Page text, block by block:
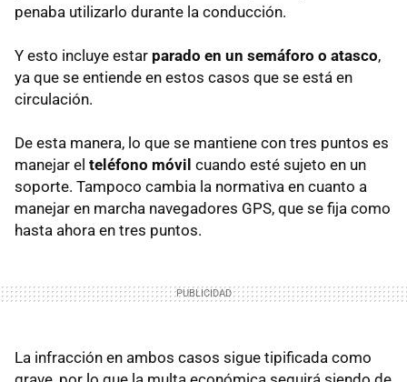
penaba utilizarlo durante la conducción.
Y esto incluye estar parado en un semáforo o atasco,
ya que se entiende en estos casos que se está en
circulación.
De esta manera, lo que se mantiene con tres puntos es
manejar el teléfono móvil cuando esté sujeto en un
soporte. Tampoco cambia la normativa en cuanto a
manejar en marcha navegadores GPS, que se fija como
hasta ahora en tres puntos.
La infracción en ambos casos sigue tipificada como